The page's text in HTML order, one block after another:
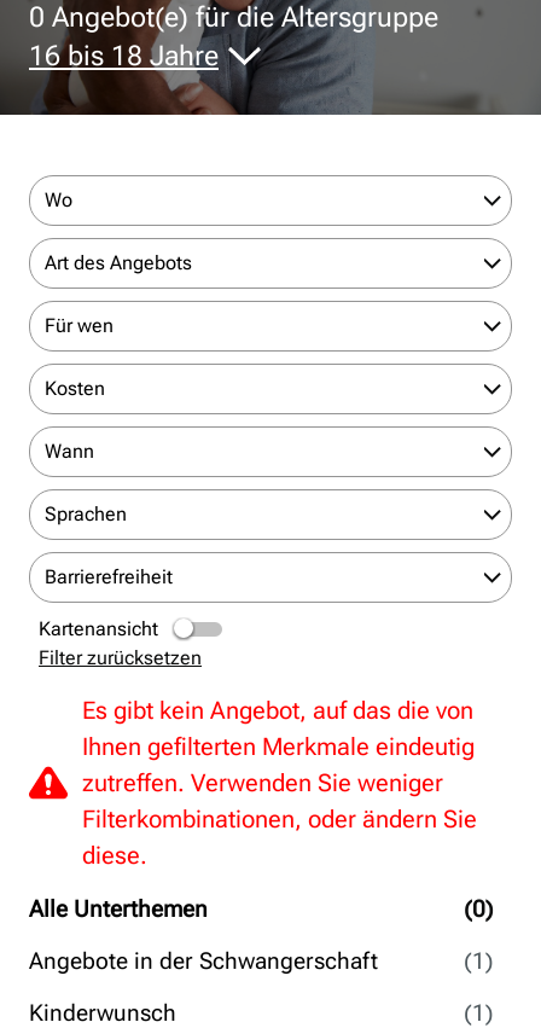
0 Angebot(e) für die Altersgruppe
16 bis 18 Jahre
Alle Unterthemen
(0)
Angebote in der Schwangerschaft
(1)
Kinderwunsch
(1)
Wo
Art des Angebots
Für wen
Kosten
Wann
Sprachen
Barrierefreiheit
Kartenansicht
Filter zurücksetzen
Es gibt kein Angebot, auf das die von
Ihnen gefilterten Merkmale eindeutig
zutreffen. Verwenden Sie weniger
Filterkombinationen, oder ändern Sie
diese.